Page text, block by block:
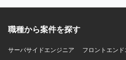
職種から案件を探す
サーバサイドエンジニア
フロントエン